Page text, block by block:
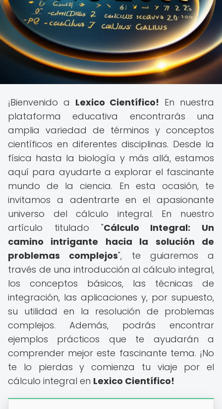
¡Bienvenido a Lexico Científico! En nuestra
plataforma educativa encontrarás una
amplia variedad de términos y conceptos
científicos en diferentes disciplinas. Desde la
física hasta la biología y más allá, estamos
aquí para ayudarte a explorar el fascinante
mundo de la ciencia. En esta ocasión, te
invitamos a adentrarte en el apasionante
universo del cálculo integral. En nuestro
artículo titulado "Cálculo Integral: Un
camino intrigante hacia la solución de
problemas complejos", te guiaremos a
través de una introducción al cálculo integral,
los conceptos básicos, las técnicas de
integración, las aplicaciones y, por supuesto,
su utilidad en la resolución de problemas
complejos. Además, podrás encontrar
ejemplos prácticos que te ayudarán a
comprender mejor este fascinante tema. ¡No
te lo pierdas y comienza tu viaje por el
cálculo integral en Lexico Científico!